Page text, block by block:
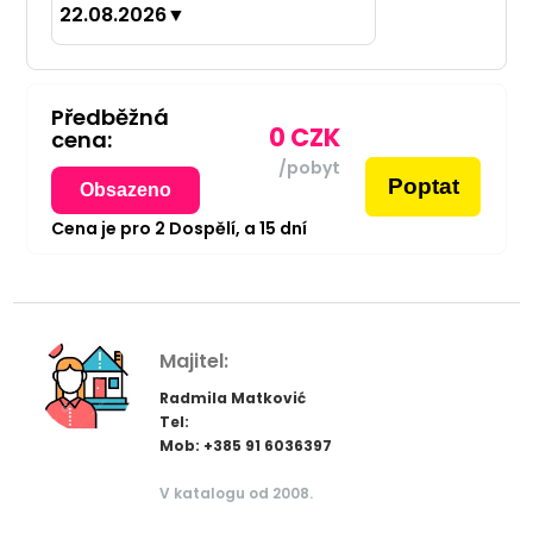
22.08.2026▼
Předběžná
cena:
Obsazeno
0 CZK
/pobyt
Poptat
Cena je pro 2 Dospělí, a 15 dní
Majitel:
Radmila Matković
Tel:
Mob: +385 91 6036397
V katalogu od 2008.